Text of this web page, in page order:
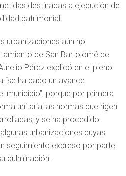
destinadas a ejecución de
patrimonial.
urbanizaciones aún no
de San Bartolomé de
Pérez explicó en el pleno
“se ha dado un avance
municipio”, porque por primera
unitaria las normas que rigen
y se ha procedido
urbanizaciones cuyas
seguimiento expreso por parte
culminación.